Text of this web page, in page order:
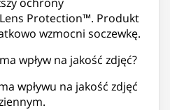
Protection™. Produkt
wzmocni soczewkę.
wpływ na jakość zdjęć?
wpływu na jakość zdjęć